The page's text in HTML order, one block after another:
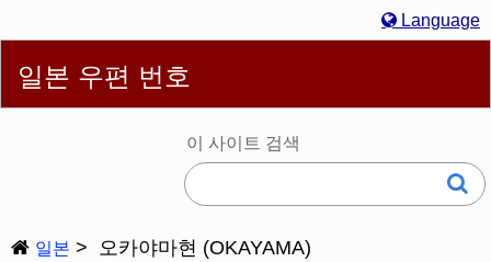
Language
Deutsch
Français
日本語
일본 우편 번호
이 사이트 검색
일본 오카야마현 (OKAYAMA)